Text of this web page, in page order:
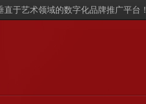
直于艺术领域的数字化品牌推广平台！